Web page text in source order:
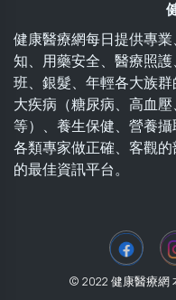
健康醫療網每日提供專
知、用藥安全、醫療照
班、銀髮、年輕各大族
大疾病（糖尿病、高血
等）、養生保健、營養
各類專家做正確、客觀
的最佳資訊平台。
© 2022 健康醫療網